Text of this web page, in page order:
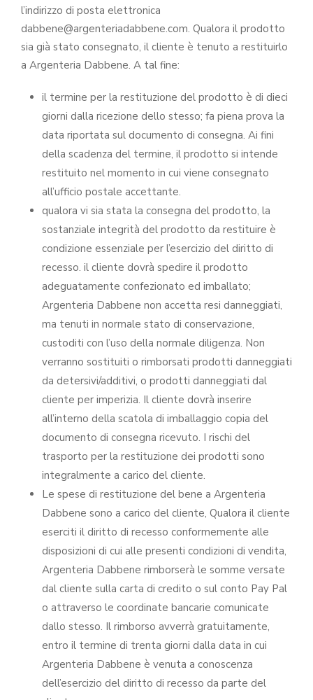
l’indirizzo di posta elettronica
dabbene@argenteriadabbene.com. Qualora il prodotto
sia già stato consegnato, il cliente è tenuto a restituirlo
a Argenteria Dabbene. A tal fine:
il termine per la restituzione del prodotto è di dieci
giorni dalla ricezione dello stesso; fa piena prova la
data riportata sul documento di consegna. Ai fini
della scadenza del termine, il prodotto si intende
restituito nel momento in cui viene consegnato
all’ufficio postale accettante.
qualora vi sia stata la consegna del prodotto, la
sostanziale integrità del prodotto da restituire è
condizione essenziale per l’esercizio del diritto di
recesso. il cliente dovrà spedire il prodotto
adeguatamente confezionato ed imballato;
Argenteria Dabbene non accetta resi danneggiati,
ma tenuti in normale stato di conservazione,
custoditi con l’uso della normale diligenza. Non
verranno sostituiti o rimborsati prodotti danneggiati
da detersivi/additivi, o prodotti danneggiati dal
cliente per imperizia. Il cliente dovrà inserire
all’interno della scatola di imballaggio copia del
documento di consegna ricevuto. I rischi del
trasporto per la restituzione dei prodotti sono
integralmente a carico del cliente.
Le spese di restituzione del bene a Argenteria
Dabbene sono a carico del cliente, Qualora il cliente
eserciti il diritto di recesso conformemente alle
disposizioni di cui alle presenti condizioni di vendita,
Argenteria Dabbene rimborserà le somme versate
dal cliente sulla carta di credito o sul conto Pay Pal
o attraverso le coordinate bancarie comunicate
dallo stesso. Il rimborso avverrà gratuitamente,
entro il termine di trenta giorni dalla data in cui
Argenteria Dabbene è venuta a conoscenza
dell’esercizio del diritto di recesso da parte del